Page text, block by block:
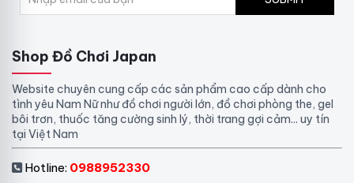
Shop Đồ Chơi Japan
Website chuyên cung cấp các sản phẩm cao cấp dành cho
tình yêu Nam Nữ như đồ chơi người lớn, đồ chơi phòng the, gel
bôi trơn, thuốc tăng cường sinh lý, thời trang gợi cảm... uy tín
tại Việt Nam
Hotline: 0988952330